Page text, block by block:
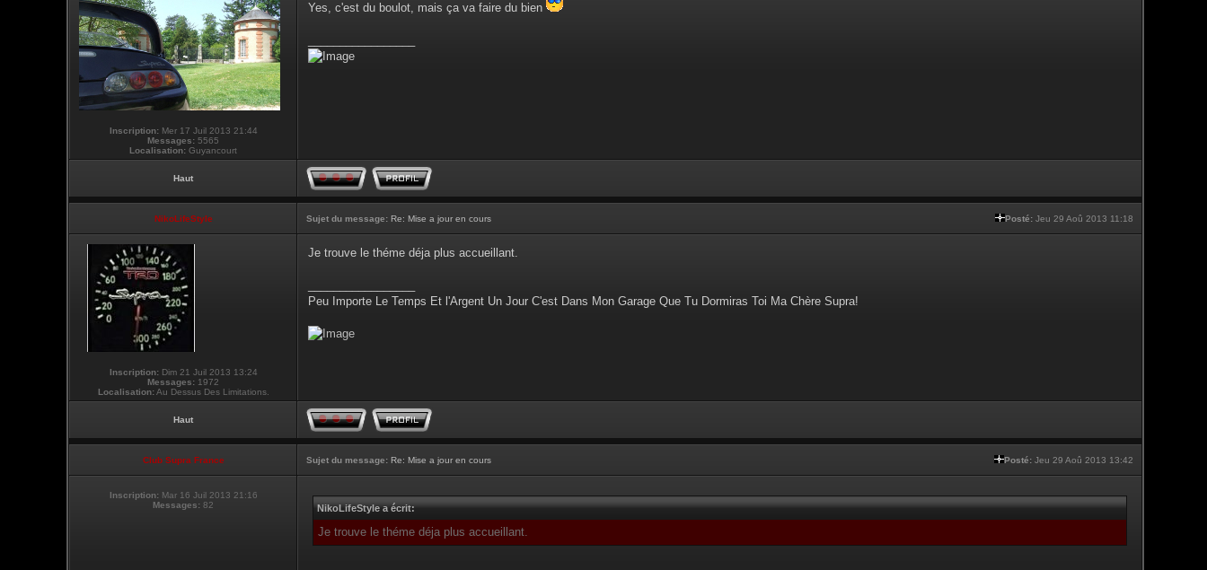
Inscription:Mer 17 Juil 2013 21:44
Messages: 5565
Localisation: Guyancourt
Yes, c'est du boulot, mais ça va faire du bien
Haut
NikoLifeStyle Sujet du message: Re: Mise a jour en cours Posté: Jeu 29 Aoû 2013 11:18
Inscription:Dim 21 Juil 2013 13:24
Messages: 1972
Localisation:Au Dessus Des Limitations.
Je trouve le théme déja plus accueillant.
Peu Importe Le Temps Et l'Argent Un Jour C'est Dans Mon Garage Que Tu Dormiras Toi Ma Chère Supra!
Haut
Club Supra France Sujet du message: Re: Mise a jour en cours Posté: Jeu 29 Aoû 2013 13:42
Inscription: Mar 16 Juil 2013 21:16
Messages: 82 NikoLifeStyle a écrit:
Je trouve le théme déja plus accueillant.